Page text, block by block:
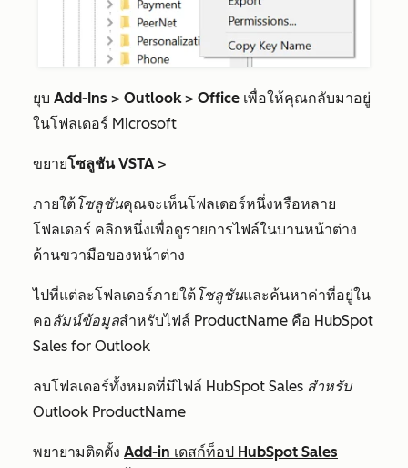
ยุบ Add-Ins > Outlook> Office เพื่อให้คุณกลับมาอยู่
ในโฟลเดอร์ Microsoft
ขยายโซลูชัน VSTA >
ภายใต้โซลูชันคุณจะเห็นโฟลเดอร์หนึ่งหรือหลาย
โฟลเดอร์ คลิกหนึ่งเพื่อดูรายการไฟล์ในบานหน้าต่าง
ด้านขวามือของหน้าต่าง
ไปที่แต่ละโฟลเดอร์ภายใต้โซลูชันและค้นหาค่าที่อยู่ใน
คอลัมน์ข้อมูลสำหรับไฟล์ ProductName คือ HubSpot
Sales for Outlook
ลบโฟลเดอร์ทั้งหมดที่มีไฟล์ HubSpot Sales สำหรับ
Outlook ProductName
พยายามติดตั้ง Add-in เดสก์ท็อป HubSpot Sales